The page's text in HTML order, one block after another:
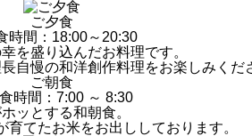
ご夕食
時間：18:00～20:30
を盛り込んだお料理です。
自慢の和洋創作料理をお楽しみくだ
ご朝食
時間：7:00 ～ 8:30
ッとする和朝食。
育てたお米をお出ししております。